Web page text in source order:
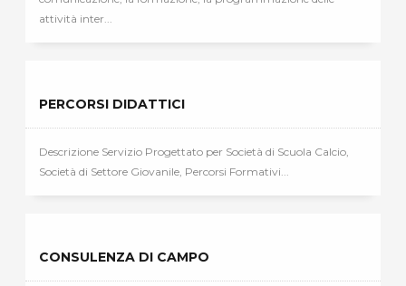
attività inter...
PERCORSI DIDATTICI
Descrizione Servizio Progettato per Società di Scuola Calcio,
Società di Settore Giovanile, Percorsi Formativi...
CONSULENZA DI CAMPO